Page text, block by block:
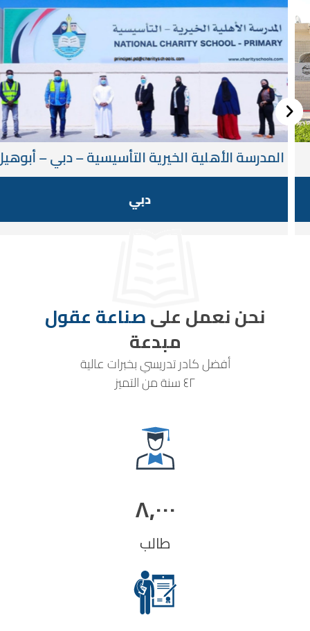
المدرسة الأهلية الخيرية التأسيسية – دبي – أبوهيل
دبي
نحن نعمل علىصناعة عقول
مبدعة
أفضل كادر تدريسي بخبرات عالية
٤٢ سنة من التميز
٨,٠٠٠
طالب